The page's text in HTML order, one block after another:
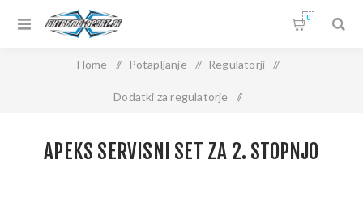
0
Home / Potapljanje / Regulatorji /
Dodatki za regulatorje /
APEKS SERVISNI SET ZA 2. STOPNJO